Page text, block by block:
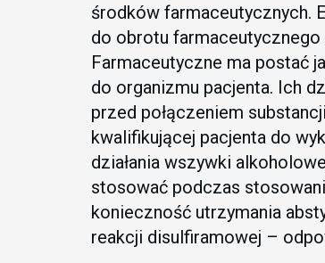
środków farmaceutycznych.
do obrotu farmaceutycznego
Farmaceutyczne ma postać
do organizmu pacjenta. Ich
przed połączeniem
kwalifikującej pacjenta do
działania wszywki
stosować podczas
konieczność utrzymania
reakcji disulfiramowej –